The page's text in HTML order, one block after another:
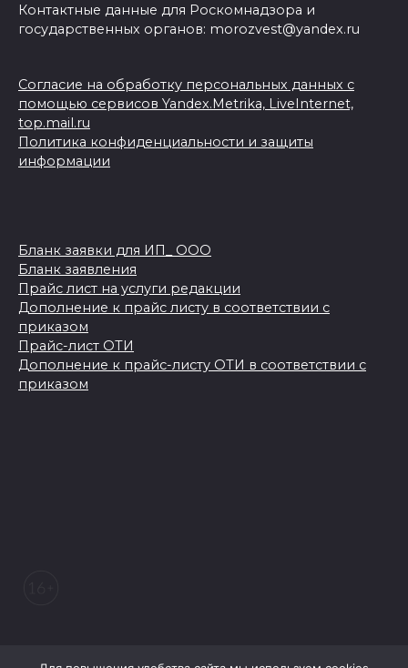
Контактные данные для Роскомнадзора и
государственных органов: morozvest@yandex.ru
Согласие на обработку персональных данных с
помощью сервисов Yandex.Metrika, LiveInternet,
top.mail.ru
Политика конфиденциальности и защиты
информации
Бланк заявки для ИП_ ООО
Бланк заявления
Прайс лист на услуги редакции
Дополнение к прайс листу в соответствии с
приказом
Прайс-лист ОТИ
Дополнение к прайс-листу ОТИ в соответствии с
приказом